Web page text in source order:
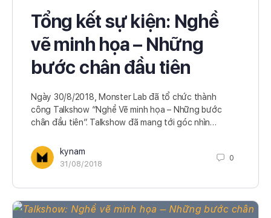
Tổng kết sự kiện: Nghề
vẽ minh họa – Những
bước chân đầu tiên
Ngày 30/8/2018, Monster Lab đã tổ chức thành
công Talkshow “Nghề Vẽ minh họa – Những bước
chân đầu tiên”. Talkshow đã mang tới góc nhìn…
kynam
31/08/2018
0